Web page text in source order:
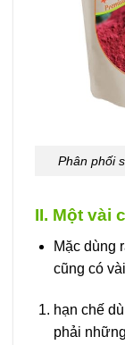
Phân phối
II. Một vài
Mặc dùng
cũng có
hạn chế
phải